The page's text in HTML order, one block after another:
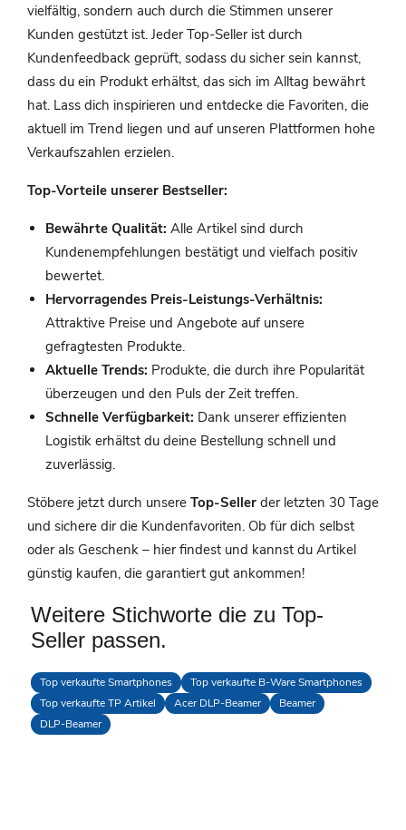
vielfältig, sondern auch durch die Stimmen unserer
Kunden gestützt ist. Jeder Top-Seller ist durch
Kundenfeedback geprüft, sodass du sicher sein kannst,
dass du ein Produkt erhältst, das sich im Alltag bewährt
hat. Lass dich inspirieren und entdecke die Favoriten, die
aktuell im Trend liegen und auf unseren Plattformen hohe
Verkaufszahlen erzielen.
Top-Vorteile unserer Bestseller:
Bewährte Qualität: Alle Artikel sind durch
Kundenempfehlungen bestätigt und vielfach positiv
bewertet.
Hervorragendes Preis-Leistungs-Verhältnis:
Attraktive Preise und Angebote auf unsere
gefragtesten Produkte.
Aktuelle Trends: Produkte, die durch ihre Popularität
überzeugen und den Puls der Zeit treffen.
Schnelle Verfügbarkeit: Dank unserer effizienten
Logistik erhältst du deine Bestellung schnell und
zuverlässig.
Stöbere jetzt durch unsere Top-Seller der letzten 30 Tage
und sichere dir die Kundenfavoriten. Ob für dich selbst
oder als Geschenk – hier findest und kannst du Artikel
günstig kaufen, die garantiert gut ankommen!
Weitere Stichworte die zu Top-
Seller passen.
Top verkaufte Smartphones
Top verkaufte B-Ware Smartphones
Top verkaufte TP Artikel
Acer DLP-Beamer
Beamer
DLP-Beamer